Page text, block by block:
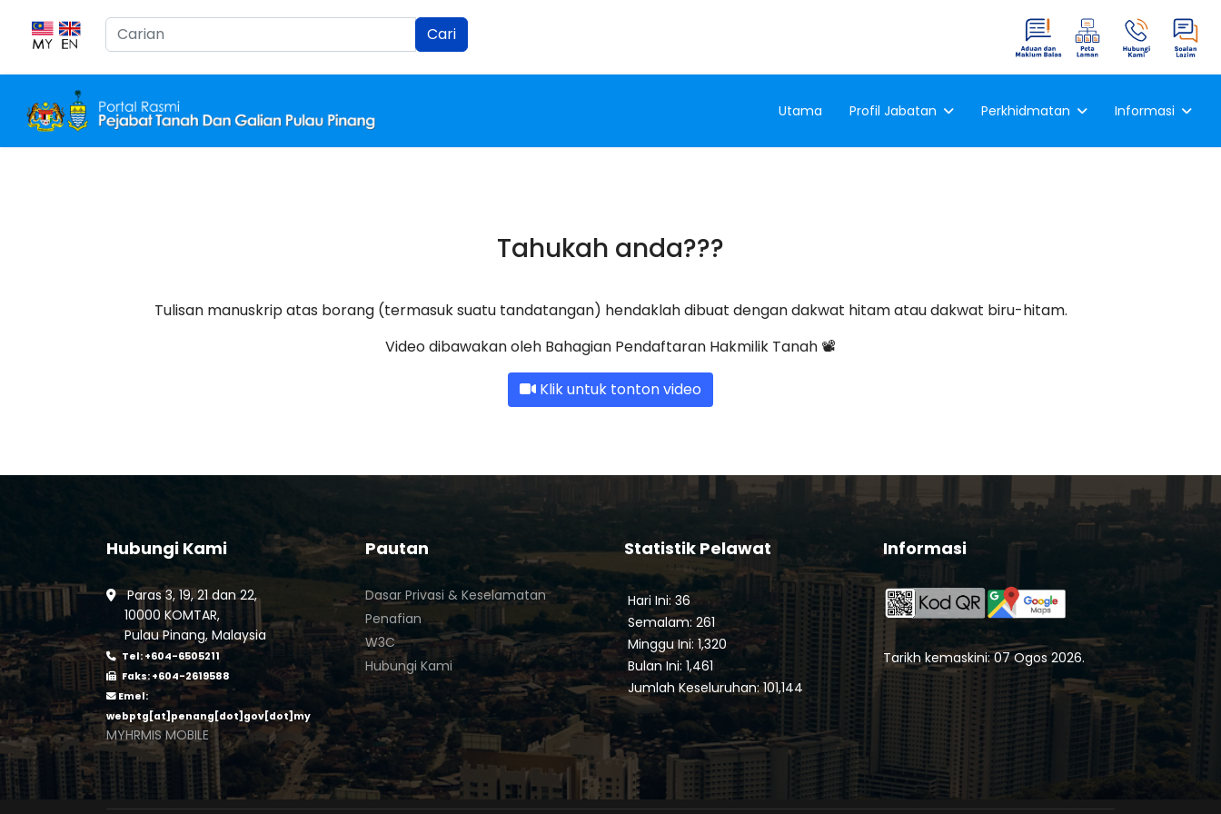
Cari... Cari
Utama Profil Jabatan Perkhidmatan Informasi
Tahukah anda???
Tulisan manuskrip atas borang (termasuk suatu tandatangan) hendaklah dibuat dengan dakwat hitam atau dakwat biru-hitam.
Video dibawakan oleh Bahagian Pendaftaran Hakmilik Tanah 📽️
Klik untuk tonton video
Hubungi Kami
Paras 3, 19, 21 dan 22,
10000 KOMTAR,
Pulau Pinang, Malaysia
Tel: +604-6505211
Faks: +604-2619588
Emel:
webptg[at]penang[dot]gov[dot]my
MYHRMIS MOBILE
Pautan
Dasar Privasi & Keselamatan
Penafian
W3C
Hubungi Kami
Statistik Pelawat
Hari Ini: 36
Semalam: 261
Minggu Ini: 1,320
Bulan Ini: 1,461
Jumlah Keseluruhan: 101,144
Informasi
Tarikh kemaskini: 07 Ogos 2026.